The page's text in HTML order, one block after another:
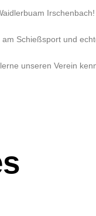
Irschenbach!
Schießsport und
unseren Verein